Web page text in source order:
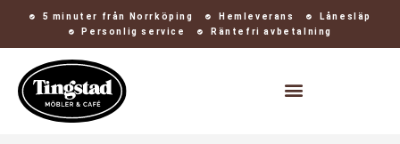
5 minuter från Norrköping Hemleverans
Lånesläp
Personlig service
Räntefri avbetalning